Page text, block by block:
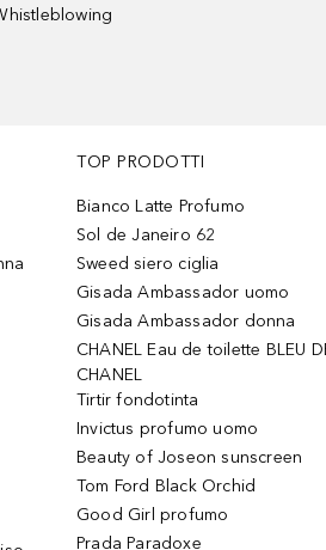
TOP PRODOTTI
Bianco Latte Profumo
Sol de Janeiro 62
Sweed siero ciglia
Gisada Ambassador uomo
Gisada Ambassador donna
CHANEL Eau de toilette BLEU
CHANEL
Tirtir fondotinta
Invictus profumo uomo
Beauty of Joseon sunscreen
Tom Ford Black Orchid
Good Girl profumo
Prada Paradoxe